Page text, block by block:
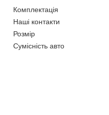
Комплектація
Наші контакти
Розмір
Сумісність авто